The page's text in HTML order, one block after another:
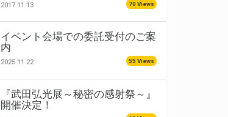
2017.11.13 70 Views
イベント会場での委託受付のご案
内
2025.11.22 55 Views
『武田弘光展～秘密の感射祭～』
開催決定！